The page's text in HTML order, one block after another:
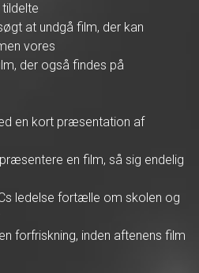
tildelte
at undgå film, der kan
vores
der også findes på
en kort præsentation af
en film, så sig endelig
ledelse fortælle om skolen og
forfriskning, inden aftenens film